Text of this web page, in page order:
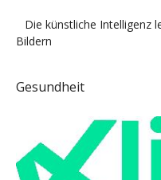
Die künstliche Intelligenz
Bildern
Gesundheit